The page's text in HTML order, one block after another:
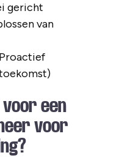
gericht
van
Proactief
een
voor